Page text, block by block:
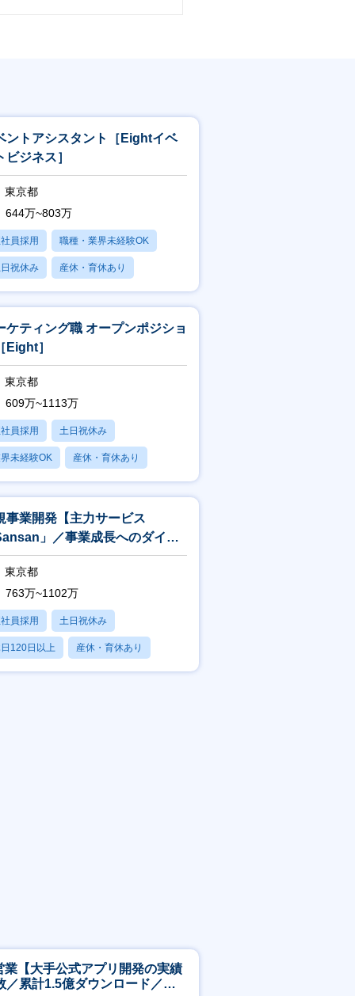
ントアシスタント［Eightイベ
ビジネス］
東京都
644万~803万
員採用 職種・業界未経験OK
祝休み 産休・育休あり
あり
ケティング職 オープンポジショ
Eight］
東京都
609万~1113万
員採用 土日祝休み
未経験OK 産休・育休あり
あり
事業開発【主力サービス
」／事業成長へのダイレ
な貢献】
東京都
763万~1102万
員採用 土日祝休み
120日以上 産休・育休あり
あり
業【大手公式アプリ開発の実績
／累計1.5億ダウンロード／週4